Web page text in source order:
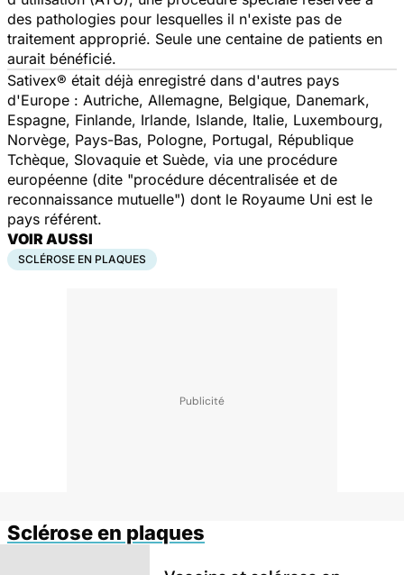
des pathologies pour lesquelles il n'existe pas de
traitement approprié. Seule une centaine de patients en
aurait bénéficié.
Sativex® était déjà enregistré dans d'autres pays
d'Europe : Autriche, Allemagne, Belgique, Danemark,
Espagne, Finlande, Irlande, Islande, Italie, Luxembourg,
Norvège, Pays-Bas, Pologne, Portugal, République
Tchèque, Slovaquie et Suède, via une procédure
européenne (dite "procédure décentralisée et de
reconnaissance mutuelle") dont le Royaume Uni est le
pays référent.
VOIR AUSSI
SCLÉROSE EN PLAQUES
Sclérose en plaques